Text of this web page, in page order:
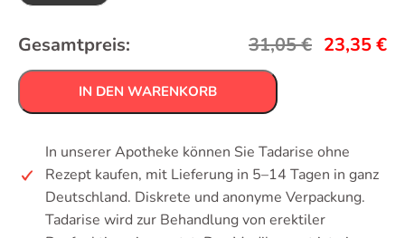
Gesamtpreis: 31,05€ 23,35€
IN DEN WARENKORB
In unserer Apotheke können Sie Tadarise ohne
Rezept kaufen, mit Lieferung in 5–14 Tagen in ganz
Deutschland. Diskrete und anonyme Verpackung.
Tadarise wird zur Behandlung von erektiler